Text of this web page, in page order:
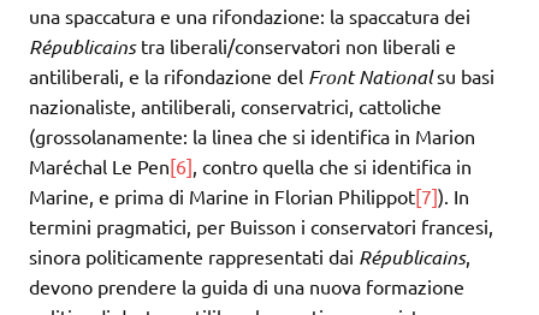
una spaccatura e una rifondazione: la spaccatura dei
Républicainstra liberali/conservatori non liberali e
antiliberali, e la rifondazione del Front Nationalsu basi
nazionaliste, antiliberali, conservatrici, cattoliche
(grossolanamente: la linea che si identifica in Marion
Maréchal Le Pen[6], contro quella che si identifica in
Marine, e prima di Marine in Florian Philippot[7]). In
termini pragmatici, per Buisson i conservatori francesi,
sinora politicamente rappresentati dai Républicains,
devono prendere la guida di una nuova formazione